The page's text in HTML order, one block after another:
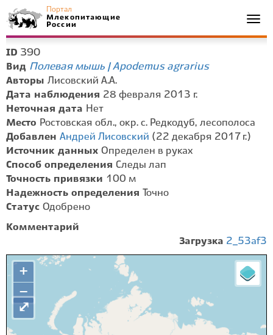
Портал
Млекопитающие
России
ID 390
Вид Полевая мышь | Apodemus agrarius
Авторы Лисовский А.А.
Дата наблюдения 28 февраля 2013 г.
Неточная дата Нет
Место Ростовская обл., окр. с. Редкодуб, лесополоса
Добавлен Андрей Лисовский (22 декабря 2017 г.)
Источник данных Определен в руках
Способ определения Следы лап
Точность привязки 100 м
Надежность определения
Точно
Статус Одобрено
Комментарий
Загрузка 2_53af3
+
−
⤢